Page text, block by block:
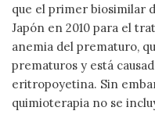
que el primer biosimilar
Japón en 2010 para el
anemia del prematuro,
prematuros y está
eritropoyetina. Sin
quimioterapia no se